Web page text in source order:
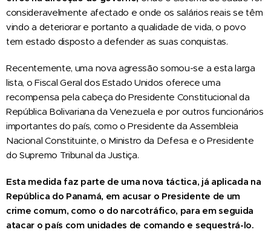
consideravelmente afectado e onde os salários reais se têm
vindo a deteriorar e portanto a qualidade de vida, o povo
tem estado disposto a defender as suas conquistas.
Recentemente, uma nova agressão somou-se a esta larga
lista, o Fiscal Geral dos Estado Unidos oferece uma
recompensa pela cabeça do Presidente Constitucional da
República Bolivariana da Venezuela e por outros funcionários
importantes do país, como o Presidente da Assembleia
Nacional Constituinte, o Ministro da Defesa e o Presidente
do Supremo Tribunal da Justiça.
Esta medida faz parte de uma nova táctica, já aplicada na
República do Panamá, em acusar o Presidente de um
crime comum, como o do narcotráfico, para em seguida
atacar o país com unidades de comando e sequestrá-lo.